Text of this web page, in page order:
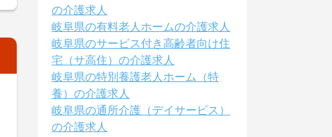
の介護求人
岐阜県の有料老人ホームの介護求人
岐阜県のサービス付き高齢者向け住
宅（サ高住）の介護求人
岐阜県の特別養護老人ホーム（特
養）の介護求人
岐阜県の通所介護（デイサービス）
の介護求人